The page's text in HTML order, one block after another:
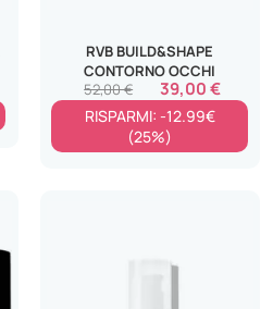
RVB BUILD&SHAPE
CONTORNO OCCHI
39,00 €
52,00 €
RISPARMI: -12.99€
(25%)